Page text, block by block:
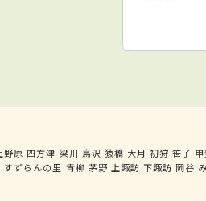
野原 四方津 梁川 鳥沢 猿橋 大月 初狩 笹子
すずらんの里 青柳 茅野 上諏訪 下諏訪 岡谷